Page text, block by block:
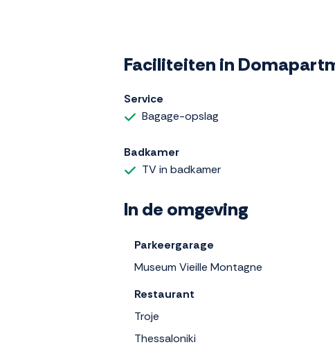
Faciliteiten in
Service
Bagage-opslag
Badkamer
TV in badkamer
In de omgeving
Parkeergarage
Museum Vieille Montagne
Restaurant
Troje
Thessaloniki